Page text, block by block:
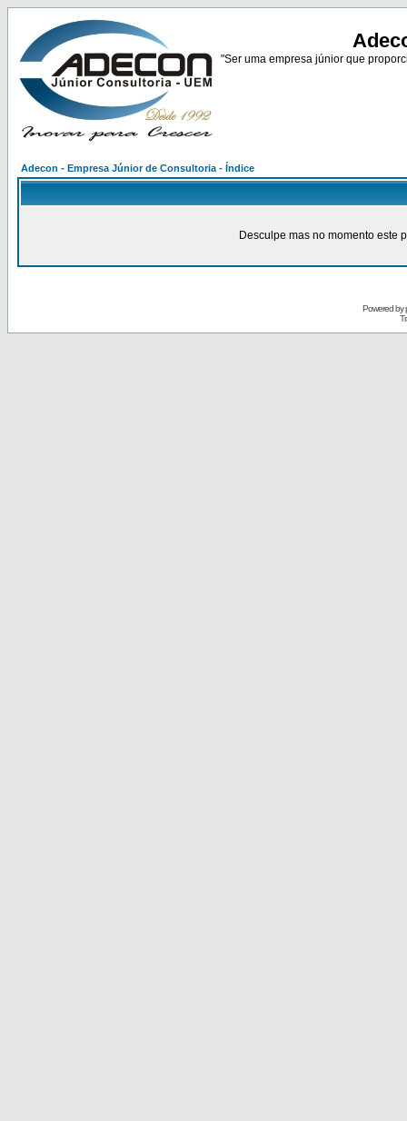
"Ser uma empresa júnior que
Adecon - Empresa Júnior de Consultoria - Índice
Desculpe mas no momento este
Powered by